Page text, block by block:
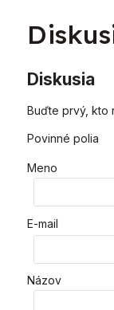
Diskusia
Buďte prvý, kto
Povinné polia
Meno
E-mail
Názov